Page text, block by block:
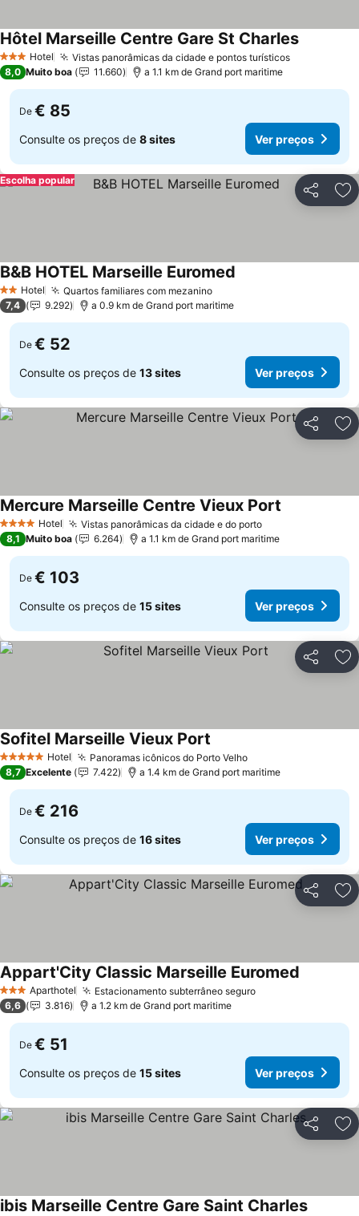
3 EstrelasHotel Vistas panorâmicas da cidade e pontos turísticosVer preços
Hôtel Marseille Centre Gare St CharlesVer
8,0 Muito boa 11.660 a 1.1 km de Grand port maritime
De € 85
Consulte os preços de 8 sites Ver preços
Partilhar
Escolha popular
2 Estrelas
Hotel Quartos familiares com mezaninoVer preços
B&B HOTEL Marseille Euromed
7,4 9.292 a 0.9 km de Grand port maritime
De € 52
Consulte os preços de 13 sites Ver preços
Partilhar
4 EstrelasHotel Vistas panorâmicas da cidade e do portoVer preços
Mercure Marseille Centre Vieux Port
8,1 Muito boa 6.264 a 1.1 km de Grand port maritime
De € 103
Consulte os preços de 15 sites Ver preços
Partilhar
5 Estrelas Hotel Panoramas icônicos do Porto VelhoVer preços
Sofitel Marseille Vieux Port
8,7 Excelente 7.422 a 1.4 km de Grand port maritime
De € 216
Consulte os preços de 16 sites Ver preços
Partilhar
3 EstrelasAparthotel Estacionamento subterrâneo seguroVer preços
Appart'City Classic Marseille Euromed
6,6 3.816 a 1.2 km de Grand port maritime
De € 51
Consulte os preços de 15 sites Ver preços
Partilhar
ibis Marseille Centre Gare Saint Charles